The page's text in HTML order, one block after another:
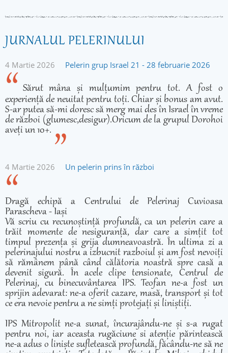
JURNALUL PELERINULUI
4 Martie 2026 Pelerin grup Israel 21 - 28 februarie 2026
Sărut mâna și mulțumim pentru tot. A fost o
experiență de neuitat pentru toți. Chiar și bonus am avut.
S-ar putea să-mi doresc să merg mai des în Israel în vreme
de război (glumesc,desigur).Oricum de la grupul Dorohoi
aveți un 10+.
4 Martie 2026 Un pelerin prins în război
Dragă echipă a Centrului de Pelerinaj Cuvioasa
Parascheva - Iași
Vă scriu cu recunoștință profundă, ca un pelerin care a
trăit momente de nesiguranță, dar care a simțit tot
timpul prezența și grija dumneavoastră. În ultima zi a
pelerinajului nostru a izbucnit razboiul și am fost nevoiți
să rămânem până când călătoria noastră spre casă a
devenit sigură. În acele clipe tensionate, Centrul de
Pelerinaj, cu binecuvântarea IPS. Teofan ne-a fost un
sprijin adevarat: ne-a oferit cazare, masă, transport și tot
ce era nevoie pentru a ne simți protejați și liniștiți.
IPS Mitropolit ne-a sunat, încurajându-ne și s-a rugat
pentru noi, iar aceasta rugăciune si atenție părintească
ne-a adus o liniște sufletească profundă, făcându-ne să ne